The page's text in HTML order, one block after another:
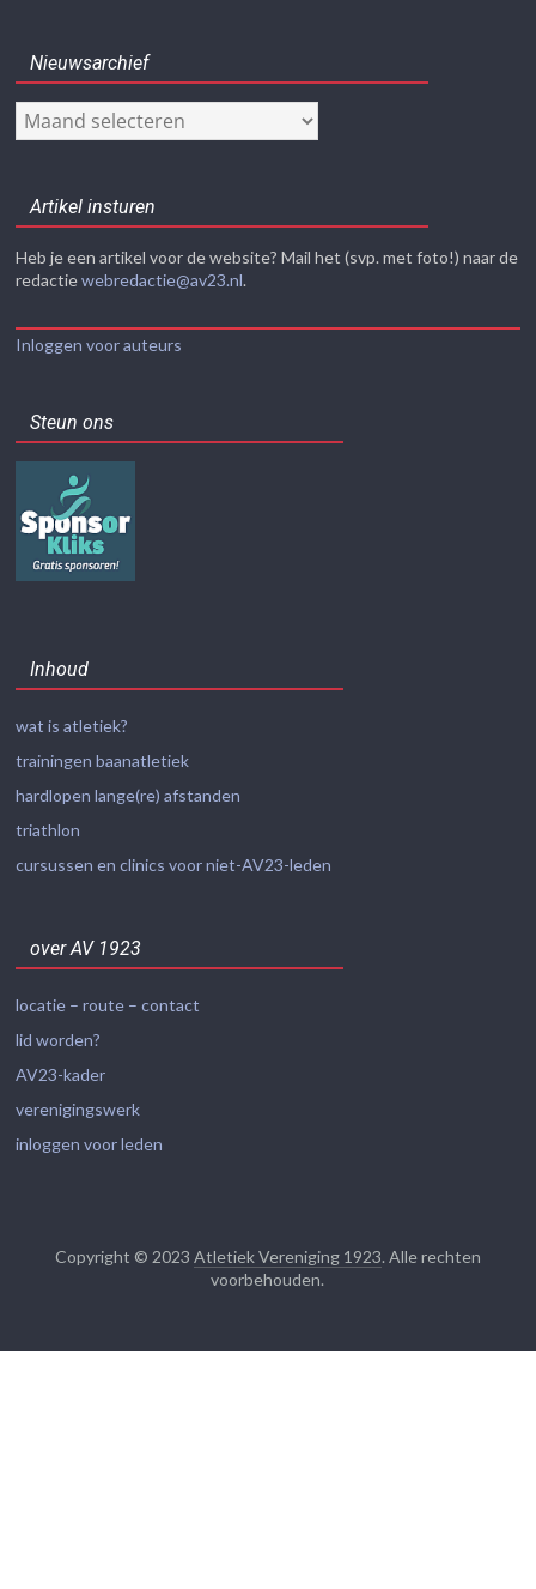
Nieuwsarchief
Nieuwsarchief
Artikel insturen
Heb je een artikel voor de website? Mail het (svp. met foto!) naar de
redactiewebredactie@av23.nl.
Inloggen voor auteurs
Steun ons
Inhoud
wat is atletiek?
trainingen baanatletiek
hardlopen lange(re) afstanden
triathlon
cursussen en clinics voor niet-AV23-leden
over AV 1923
locatie – route – contact
lid worden?
AV23-kader
verenigingswerk
inloggen voor leden
Copyright © 2023 Atletiek Vereniging 1923. Alle rechten
voorbehouden.